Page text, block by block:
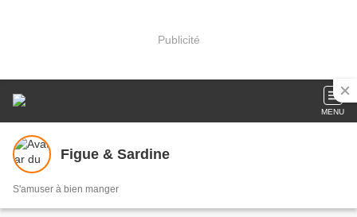
Publicité
MENU
Figue & Sardine
S'amuser à bien manger